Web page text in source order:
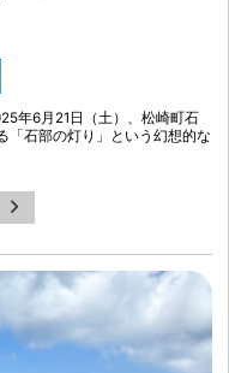
年6月21日（土）、松崎町石
「石部の灯り」という幻想的な